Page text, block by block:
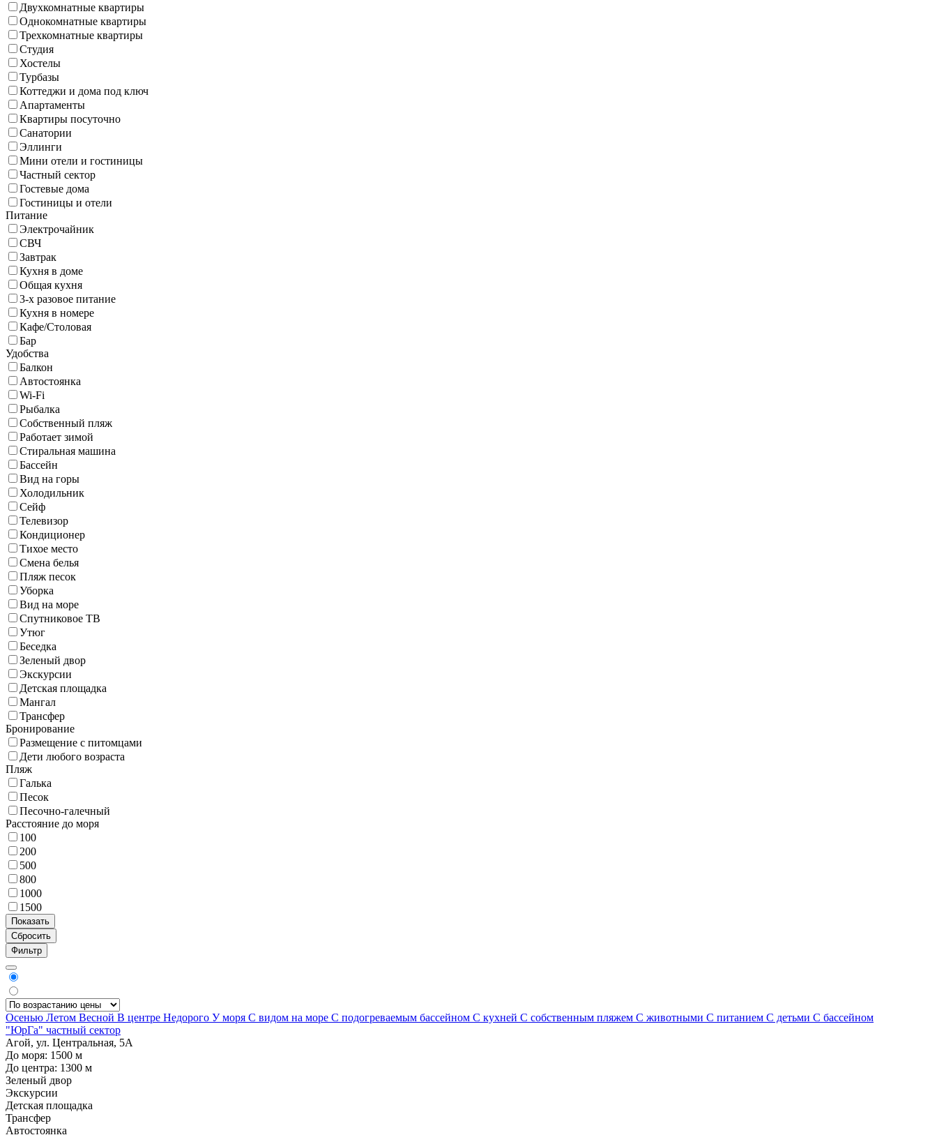
Двухкомнатные квартиры
Однокомнатные квартиры
Трехкомнатные квартиры
Студия
Хостелы
Турбазы
Коттеджи и дома под ключ
Апартаменты
Квартиры посуточно
Санатории
Эллинги
Мини отели и гостиницы
Частный сектор
Гостевые дома
Гостиницы и отели
Питание
Электрочайник
СВЧ
Завтрак
Кухня в доме
Общая кухня
3-х разовое питание
Кухня в номере
Кафе/Столовая
Бар
Удобства
Балкон
Автостоянка
Wi-Fi
Рыбалка
Собственный пляж
Работает зимой
Стиральная машина
Бассейн
Вид на горы
Холодильник
Сейф
Телевизор
Кондиционер
Тихое место
Смена белья
Пляж песок
Уборка
Вид на море
Спутниковое ТВ
Утюг
Беседка
Зеленый двор
Экскурсии
Детская площадка
Мангал
Трансфер
Бронирование
Размещение с питомцами
Дети любого возраста
Пляж
Галька
Песок
Песочно-галечный
Расстояние до моря
100
200
500
800
1000
1500
Фильтр
Осенью Летом Весной В центре Недорого У моря С видом на море С подогреваемым бассейном С кухней С собственным пляжем С животными С питанием С детьми С бассейном
"ЮрГа" частный сектор
Агой, ул. Центральная, 5А
До моря: 1500 м
До центра: 1300 м
Зеленый двор
Экскурсии
Детская площадка
Трансфер
Автостоянка